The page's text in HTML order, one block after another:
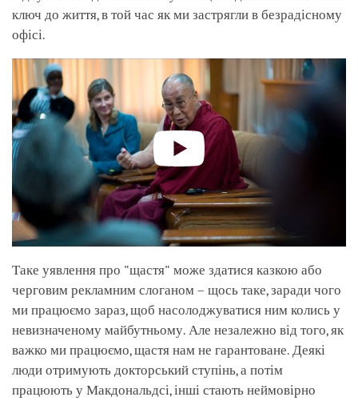
ключ до життя, в той час як ми застрягли в безрадісному
офісі.
Таке уявлення про "щастя" може здатися казкою або
черговим рекламним слоганом – щось таке, заради чого
ми працюємо зараз, щоб насолоджуватися ним колись у
невизначеному майбутньому. Але незалежно від того, як
важко ми працюємо, щастя нам не гарантоване. Деякі
люди отримують докторський ступінь, а потім
працюють у Макдональдсі, інші стають неймовірно